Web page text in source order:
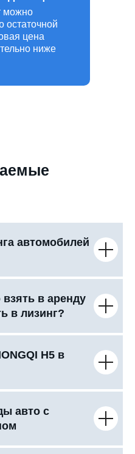
можно
остаточной
цена
ниже
автомобилей
в аренду
в лизинг?
H5 в
авто с